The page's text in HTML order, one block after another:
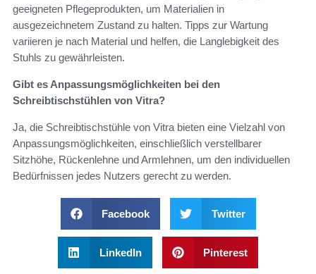
geeigneten Pflegeprodukten, um Materialien in
ausgezeichnetem Zustand zu halten. Tipps zur Wartung
variieren je nach Material und helfen, die Langlebigkeit des
Stuhls zu gewährleisten.
Gibt es Anpassungsmöglichkeiten bei den
Schreibtischstühlen von Vitra?
Ja, die Schreibtischstühle von Vitra bieten eine Vielzahl von
Anpassungsmöglichkeiten, einschließlich verstellbarer
Sitzhöhe, Rückenlehne und Armlehnen, um den individuellen
Bedürfnissen jedes Nutzers gerecht zu werden.
Facebook Twitter
LinkedIn Pinterest